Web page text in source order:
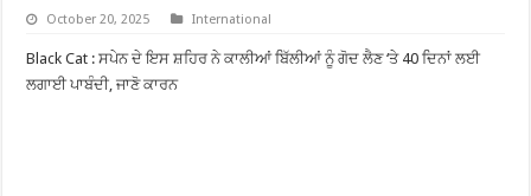
October 20, 2025 International
Black Cat : ਸਪੇਨ ਦੇ ਇਸ ਸ਼ਹਿਰ ਨੇ ਕਾਲੀਆਂ ਬਿੱਲੀਆਂ ਨੂੰ ਗੋਦ ਲੈਣ ‘ਤੇ 40 ਦਿਨਾਂ ਲਈ
ਲਗਾਈ ਪਾਬੰਦੀ, ਜਾਣੋ ਕਾਰਨ